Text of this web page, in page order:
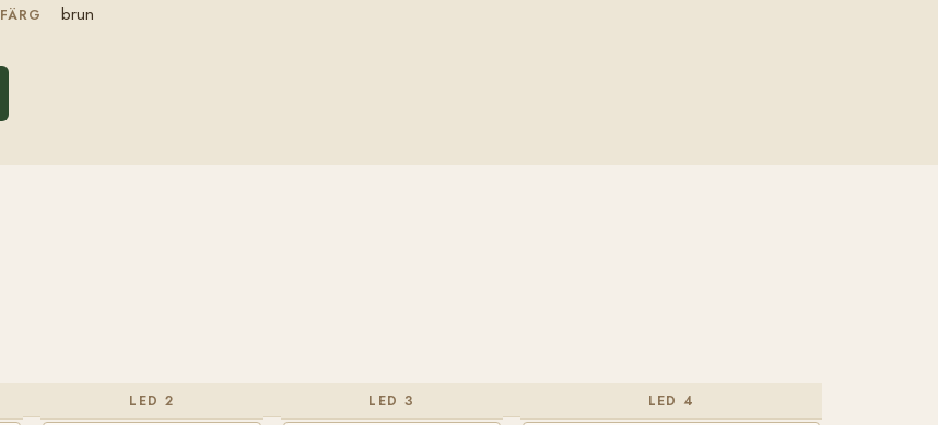
FÄRG brun
LED 2 LED 3 LED 4